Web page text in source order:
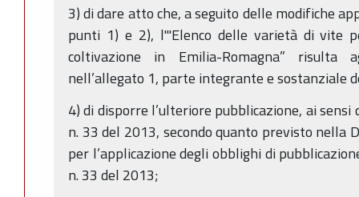
3) di dare atto che, a seguito delle modifiche
punti 1) e 2), l'"Elenco delle varietà di vite
coltivazione in Emilia-Romagna” risulta
nell’allegato 1, parte integrante e sostanziale
4) di disporre l’ulteriore pubblicazione, ai sensi
n. 33 del 2013, secondo quanto previsto
per l’applicazione degli obblighi di
n. 33 del 2013;